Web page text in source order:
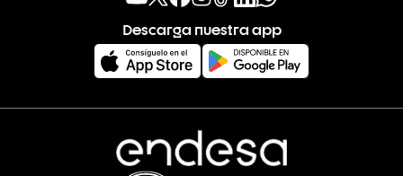
Descarga nuestra app